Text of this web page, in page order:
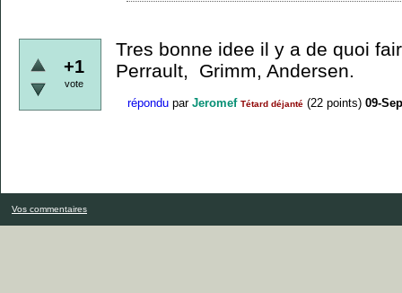
+1
vote
Tres bonne idee il y a de quoi
Perrault, Grimm, Andersen.
répondu par Jeromef Tétard déjanté (22 points) 09-
Vos commentaires